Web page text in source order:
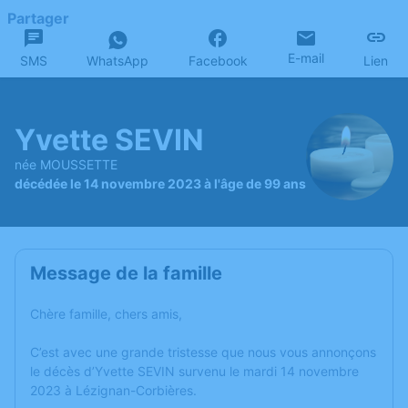
Partager
SMS WhatsApp Facebook E-mail Lien
Yvette SEVIN
née MOUSSETTE
décédée le 14 novembre 2023 à l'âge de 99 ans
Message de la famille
Chère famille, chers amis,
C’est avec une grande tristesse que nous vous annonçons
le décès d’Yvette SEVIN survenu le mardi 14 novembre
2023 à Lézignan-Corbières.